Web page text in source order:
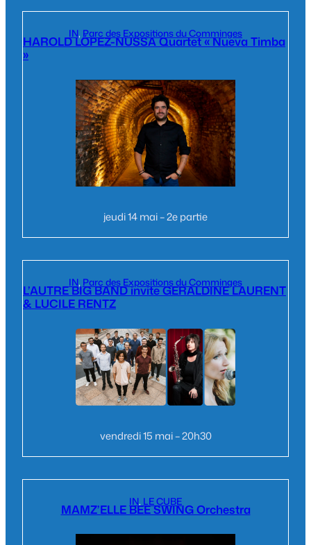
IN, Parc des Expositions du Comminges
HAROLD LÓPEZ-NUSSA Quartet « Nueva Timba
»
jeudi 14 mai – 2e partie
IN, Parc des Expositions du Comminges
L’AUTRE BIG BAND invite GERALDINE LAURENT
& LUCILE RENTZ
vendredi 15 mai – 20h30
IN, LE CUBE
MAMZ’ELLE BEE SWING Orchestra